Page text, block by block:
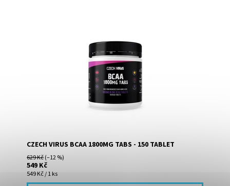
Obsah Bcaa v 1 tabletě - 1800mg!! Minimum pojiv (pouze
1.5%), 0 cukrů a 0 tuků 150 tablet, 75 dávek
CZECH VIRUS BCAA 1800MG TABS - 150 TABLET
629 Kč(–12 %)
549 Kč
549 Kč / 1 ks